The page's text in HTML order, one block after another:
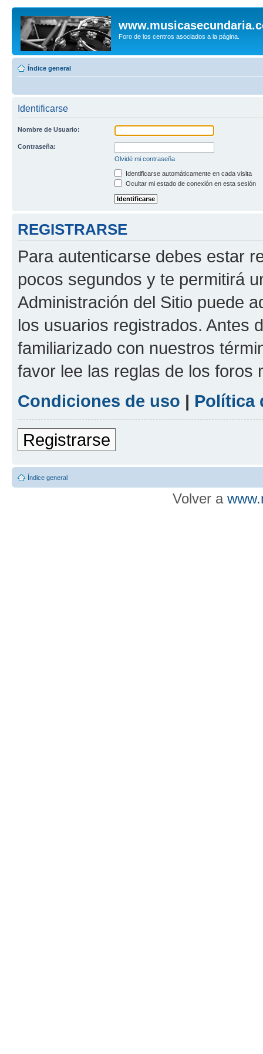
Foro de los centros asociados a la página.
Índice general
Identificarse
Nombre de Usuario:
Contraseña:
Olvidé mi contraseña
Identificarse automáticamente en cada visita
Ocultar mi estado de conexión en esta sesión
REGISTRARSE
Para autenticarse debes estar
pocos segundos y te permitirá
Administración del Sitio puede
los usuarios registrados. Antes
familiarizado con nuestros
favor lee las reglas de los foros
Condiciones de uso | Política
Registrarse
Índice general
Volver a